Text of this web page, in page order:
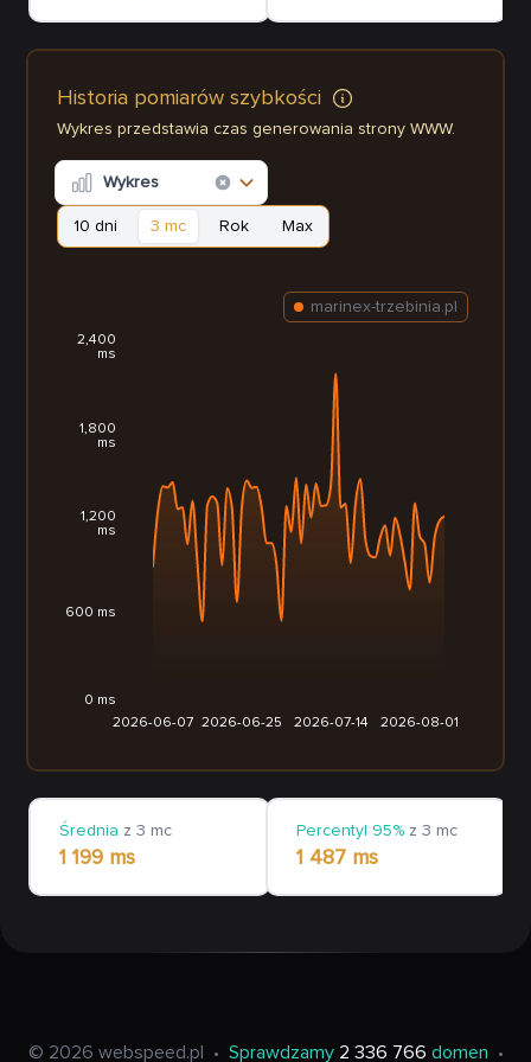
Historia pomiarów szybkości
Wykres przedstawia czas generowania strony WWW.
Wykres
10 dni 3 mc Rok Max
2026-06-07 2026-06-25 2026-07-14 2026-08-01
0 ms
600 ms
1,200
ms
1,800
ms
2,400
ms
marinex-trzebinia.pl
Średnia z 3 mc
1 199 ms
Percentyl 95% z 3 mc
1 487 ms
© 2026 webspeed.pl • Sprawdzamy 2 336 766 domen •